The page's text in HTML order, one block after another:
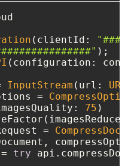
(clientId:
(configuration:
InputStream (url: URL
=
75 )
=
= try